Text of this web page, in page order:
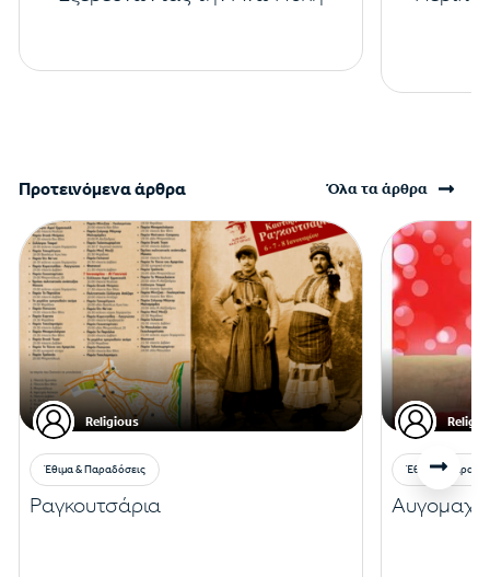
Προτεινόμενα άρθρα Όλα τα άρθρα
Religious
Έθιμα & Παραδόσεις
Ραγκουτσάρια
Έθιμα &